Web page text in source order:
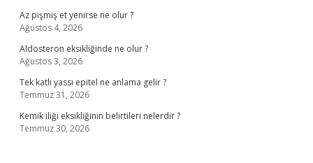
Az pişmiş et yenirse ne olur ?
Ağustos 4, 2026
Aldosteron eksikliğinde ne olur ?
Ağustos 3, 2026
Tek katlı yassı epitel ne anlama gelir ?
Temmuz 31, 2026
Kemik iliği eksikliğinin belirtileri nelerdir ?
Temmuz 30, 2026